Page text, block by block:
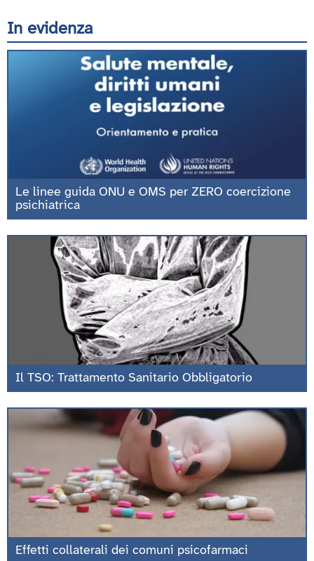
In evidenza
Le linee guida ONU e OMS per ZERO coercizione
psichiatrica
Il TSO: Trattamento Sanitario Obbligatorio
Effetti collaterali dei comuni psicofarmaci